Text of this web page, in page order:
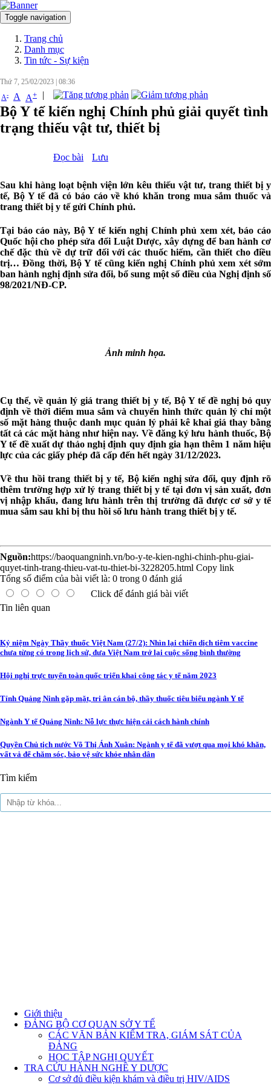
Toggle navigation
Trang chủ
Danh mục
Tin tức - Sự kiện
Thứ 7, 25/02/2023 08:36
A- A A+ |
Bộ Y tế kiến nghị Chính phủ giải quyết tình
trạng thiếu vật tư, thiết bị
Đọc bài Lưu
Sau khi hàng loạt bệnh viện lớn kêu thiếu vật tư, trang thiết bị y
tế, Bộ Y tế đã có báo cáo về khó khăn trong mua sắm thuốc và
trang thiết bị y tế gửi Chính phủ.
Tại báo cáo này, Bộ Y tế kiến nghị Chính phủ xem xét, báo cáo
Quốc hội cho phép sửa đổi Luật Dược, xây dựng để ban hành cơ
chế đặc thù về dự trữ đối với các thuốc hiếm, cần thiết cho điều
trị… Đồng thời, Bộ Y tế cũng kiến nghị Chính phủ xem xét sớm
ban hành nghị định sửa đổi, bổ sung một số điều của Nghị định số
98/2021/NĐ-CP.
Ảnh minh họa.
Cụ thể, về quản lý giá trang thiết bị y tế, Bộ Y tế đề nghị bỏ quy
định về thời điểm mua sắm và chuyển hình thức quản lý chỉ một
số mặt hàng thuộc danh mục quản lý phải kê khai giá thay bằng
tất cả các mặt hàng như hiện nay. Về đăng ký lưu hành thuốc, Bộ
Y tế đề xuất dự thảo nghị định quy định gia hạn thêm 1 năm hiệu
lực của các giấy phép đã cấp đến hết ngày 31/12/2023.
Về thu hồi trang thiết bị y tế, Bộ kiến nghị sửa đổi, quy định rõ
thêm trường hợp xử lý trang thiết bị y tế tại đơn vị sản xuất, đơn
vị nhập khẩu, đang lưu hành trên thị trường đã được cơ sở y tế
mua sắm sau khi bị thu hồi số lưu hành trang thiết bị y tế.
Nguồn:https://baoquangninh.vn/bo-y-te-kien-nghi-chinh-phu-giai-
quyet-tinh-trang-thieu-vat-tu-thiet-bi-3228205.html Copy link
Tổng số điểm của bài viết là: 0 trong 0 đánh giá
Click để đánh giá bài viết
Tin liên quan
Kỷ niệm Ngày Thầy thuốc Việt Nam (27/2): Nhìn lại chiến dịch tiêm vaccine
chưa từng có trong lịch sử, đưa Việt Nam trở lại cuộc sống bình thường
Hội nghị trực tuyến toàn quốc triển khai công tác y tế năm 2023
Tỉnh Quảng Ninh gặp mặt, tri ân cán bộ, thầy thuốc tiêu biểu ngành Y tế
Ngành Y tế Quảng Ninh: Nỗ lực thực hiện cải cách hành chính
Quyền Chủ tịch nước Võ Thị Ánh Xuân: Ngành y tế đã vượt qua mọi khó khăn,
vất vả để chăm sóc, bảo vệ sức khỏe nhân dân
Tìm kiếm
Giới thiệu
ĐẢNG BỘ CƠ QUAN SỞ Y TẾ
CÁC VĂN BẢN KIỂM TRA, GIÁM SÁT CỦA
ĐẢNG
HỌC TẬP NGHỊ QUYẾT
TRA CỨU HÀNH NGHỀ Y DƯỢC
Cơ sở đủ điều kiện khám và điều trị HIV/AIDS